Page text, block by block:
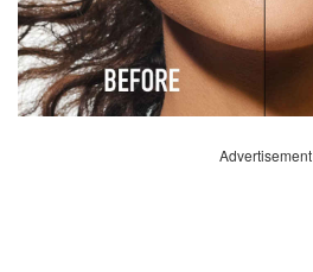
Advertisement